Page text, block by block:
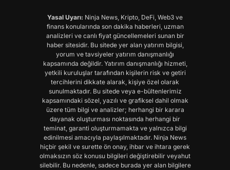
Yasal Uyarı: Ninja News, Kripto, DeFi, Web3 ve
finans konularında son dakika haberleri, uzman
analizleri ve canlı fiyat güncellemeleri sunan bir
haber sitesidir. Bu sitede yer alan yatırım bilgisi,
yorum ve tavsiyeler yatırım danışmanlığı
kapsamında değildir. Yatırım danışmanlığı hizmeti,
yetkili kuruluşlar tarafından kişilerin risk ve getiri
tercihlerini dikkate alarak, kişiye özel olarak
sunulmaktadır. Bu sitede veya e-bültenlerimiz
kapsamındaki sözel, yazılı ve grafiksel dahil olmak
üzere tüm bilgi ve analizler; herhangi bir karara
dayanak oluşturması noktasında herhangi bir
teminat, garanti oluşturmamakta ve yalnızca bilgi
edinilmesi amacıyla paylaşılmaktadır. Ninja News
hiçbir şekil ve surette ön onay, ihbar ve ihtara gerek
olmaksızın söz konusu bilgileri değiştirebilir veyahut
silebilir. Bu nedenle, sadece burada yer alan bilgilere